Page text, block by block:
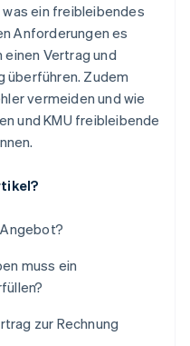
ein freibleibendes
Anforderungen es
einen Vertrag und
überführen. Zudem
vermeiden und wie
und KMU freibleibende
muss ein
zur Rechnung